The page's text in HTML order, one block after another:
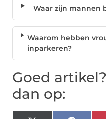
Waar zijn mannen
Waarom hebben
inparkeren?
Goed
dan op: